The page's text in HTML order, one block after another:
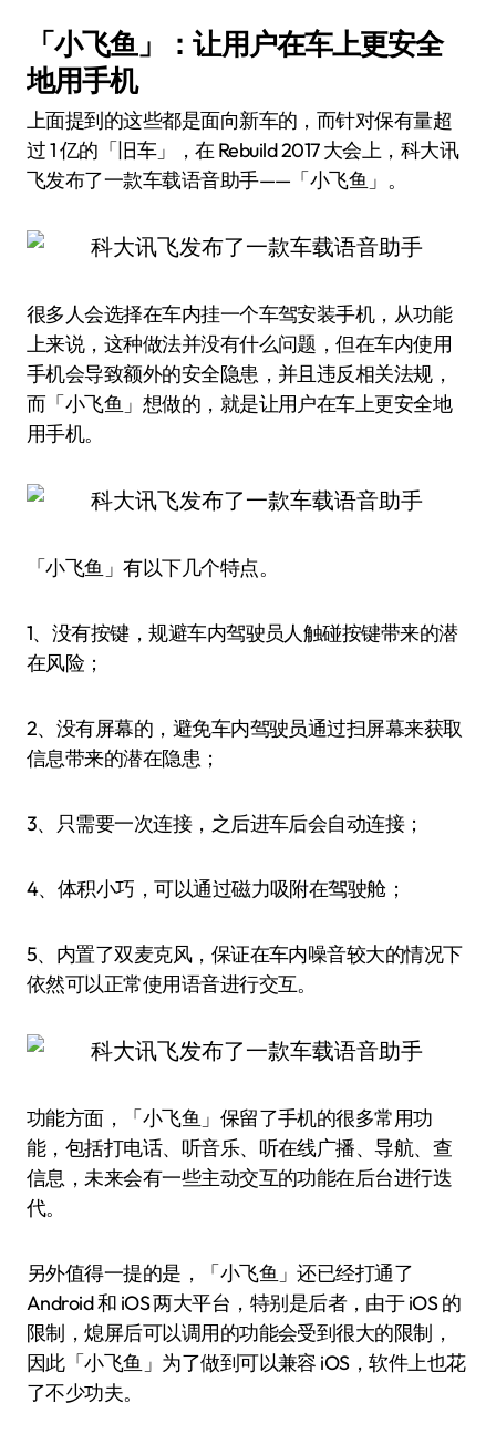
「小飞鱼」：让用户在车上更安全
地用手机
上面提到的这些都是面向新车的，而针对保有量超
过 1 亿的「旧车」，在 Rebuild 2017 大会上，科大讯
飞发布了一款车载语音助手——「小飞鱼」。
很多人会选择在车内挂一个车驾安装手机，从功能
上来说，这种做法并没有什么问题，但在车内使用
手机会导致额外的安全隐患，并且违反相关法规，
而「小飞鱼」想做的，就是让用户在车上更安全地
用手机。
「小飞鱼」有以下几个特点。
1、没有按键，规避车内驾驶员人触碰按键带来的潜
在风险；
2、没有屏幕的，避免车内驾驶员通过扫屏幕来获取
信息带来的潜在隐患；
3、只需要一次连接，之后进车后会自动连接；
4、体积小巧，可以通过磁力吸附在驾驶舱；
5、内置了双麦克风，保证在车内噪音较大的情况下
依然可以正常使用语音进行交互。
功能方面，「小飞鱼」保留了手机的很多常用功
能，包括打电话、听音乐、听在线广播、导航、查
信息，未来会有一些主动交互的功能在后台进行迭
代。
另外值得一提的是，「小飞鱼」还已经打通了
Android 和 iOS 两大平台，特别是后者，由于 iOS 的
限制，熄屏后可以调用的功能会受到很大的限制，
因此「小飞鱼」为了做到可以兼容 iOS，软件上也花
了不少功夫。